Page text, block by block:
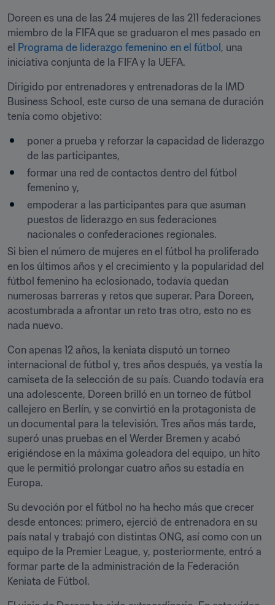
Doreen es una de las 24 mujeres de las 211 federaciones
miembro de la FIFA que se graduaron el mes pasado en
el Programa de liderazgo femenino en el fútbol , una
iniciativa conjunta de la FIFA y la UEFA.
Dirigido por entrenadores y entrenadoras de la IMD
Business School, este curso de una semana de duración
tenía como objetivo:
poner a prueba y reforzar la capacidad de liderazgo
de las participantes,
formar una red de contactos dentro del fútbol
femenino y,
empoderar a las participantes para que asuman
puestos de liderazgo en sus federaciones
nacionales o confederaciones regionales.
Si bien el número de mujeres en el fútbol ha proliferado
en los últimos años y el crecimiento y la popularidad del
fútbol femenino ha eclosionado, todavía quedan
numerosas barreras y retos que superar. Para Doreen,
acostumbrada a afrontar un reto tras otro, esto no es
nada nuevo.
Con apenas 12 años, la keniata disputó un torneo
internacional de fútbol y, tres años después, ya vestía la
camiseta de la selección de su país. Cuando todavía era
una adolescente, Doreen brilló en un torneo de fútbol
callejero en Berlín, y se convirtió en la protagonista de
un documental para la televisión. Tres años más tarde,
superó unas pruebas en el Werder Bremen y acabó
erigiéndose en la máxima goleadora del equipo, un hito
que le permitió prolongar cuatro años su estadía en
Europa.
Su devoción por el fútbol no ha hecho más que crecer
desde entonces: primero, ejerció de entrenadora en su
país natal y trabajó con distintas ONG, así como con un
equipo de la Premier League, y, posteriormente, entró a
formar parte de la administración de la Federación
Keniata de Fútbol.